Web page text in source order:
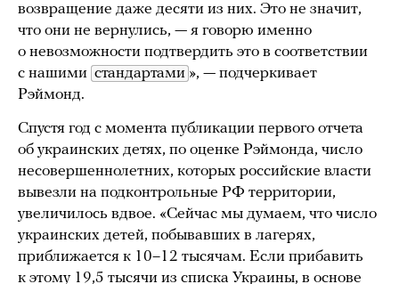
возвращение даже десяти из них. Это не значит,
что они не вернулись, — я говорю именно
о невозможности подтвердить это в соответствии
с нашими стандартами », — подчеркивает
Рэймонд.
Спустя год с момента публикации первого отчета
об украинских детях, по оценке Рэймонда, число
несовершеннолетних, которых российские власти
вывезли на подконтрольные РФ территории,
увеличилось вдвое. «Сейчас мы думаем, что число
украинских детей, побывавших в лагерях,
приближается к 10–12 тысячам. Если прибавить
к этому 19,5 тысячи из списка Украины, в основе